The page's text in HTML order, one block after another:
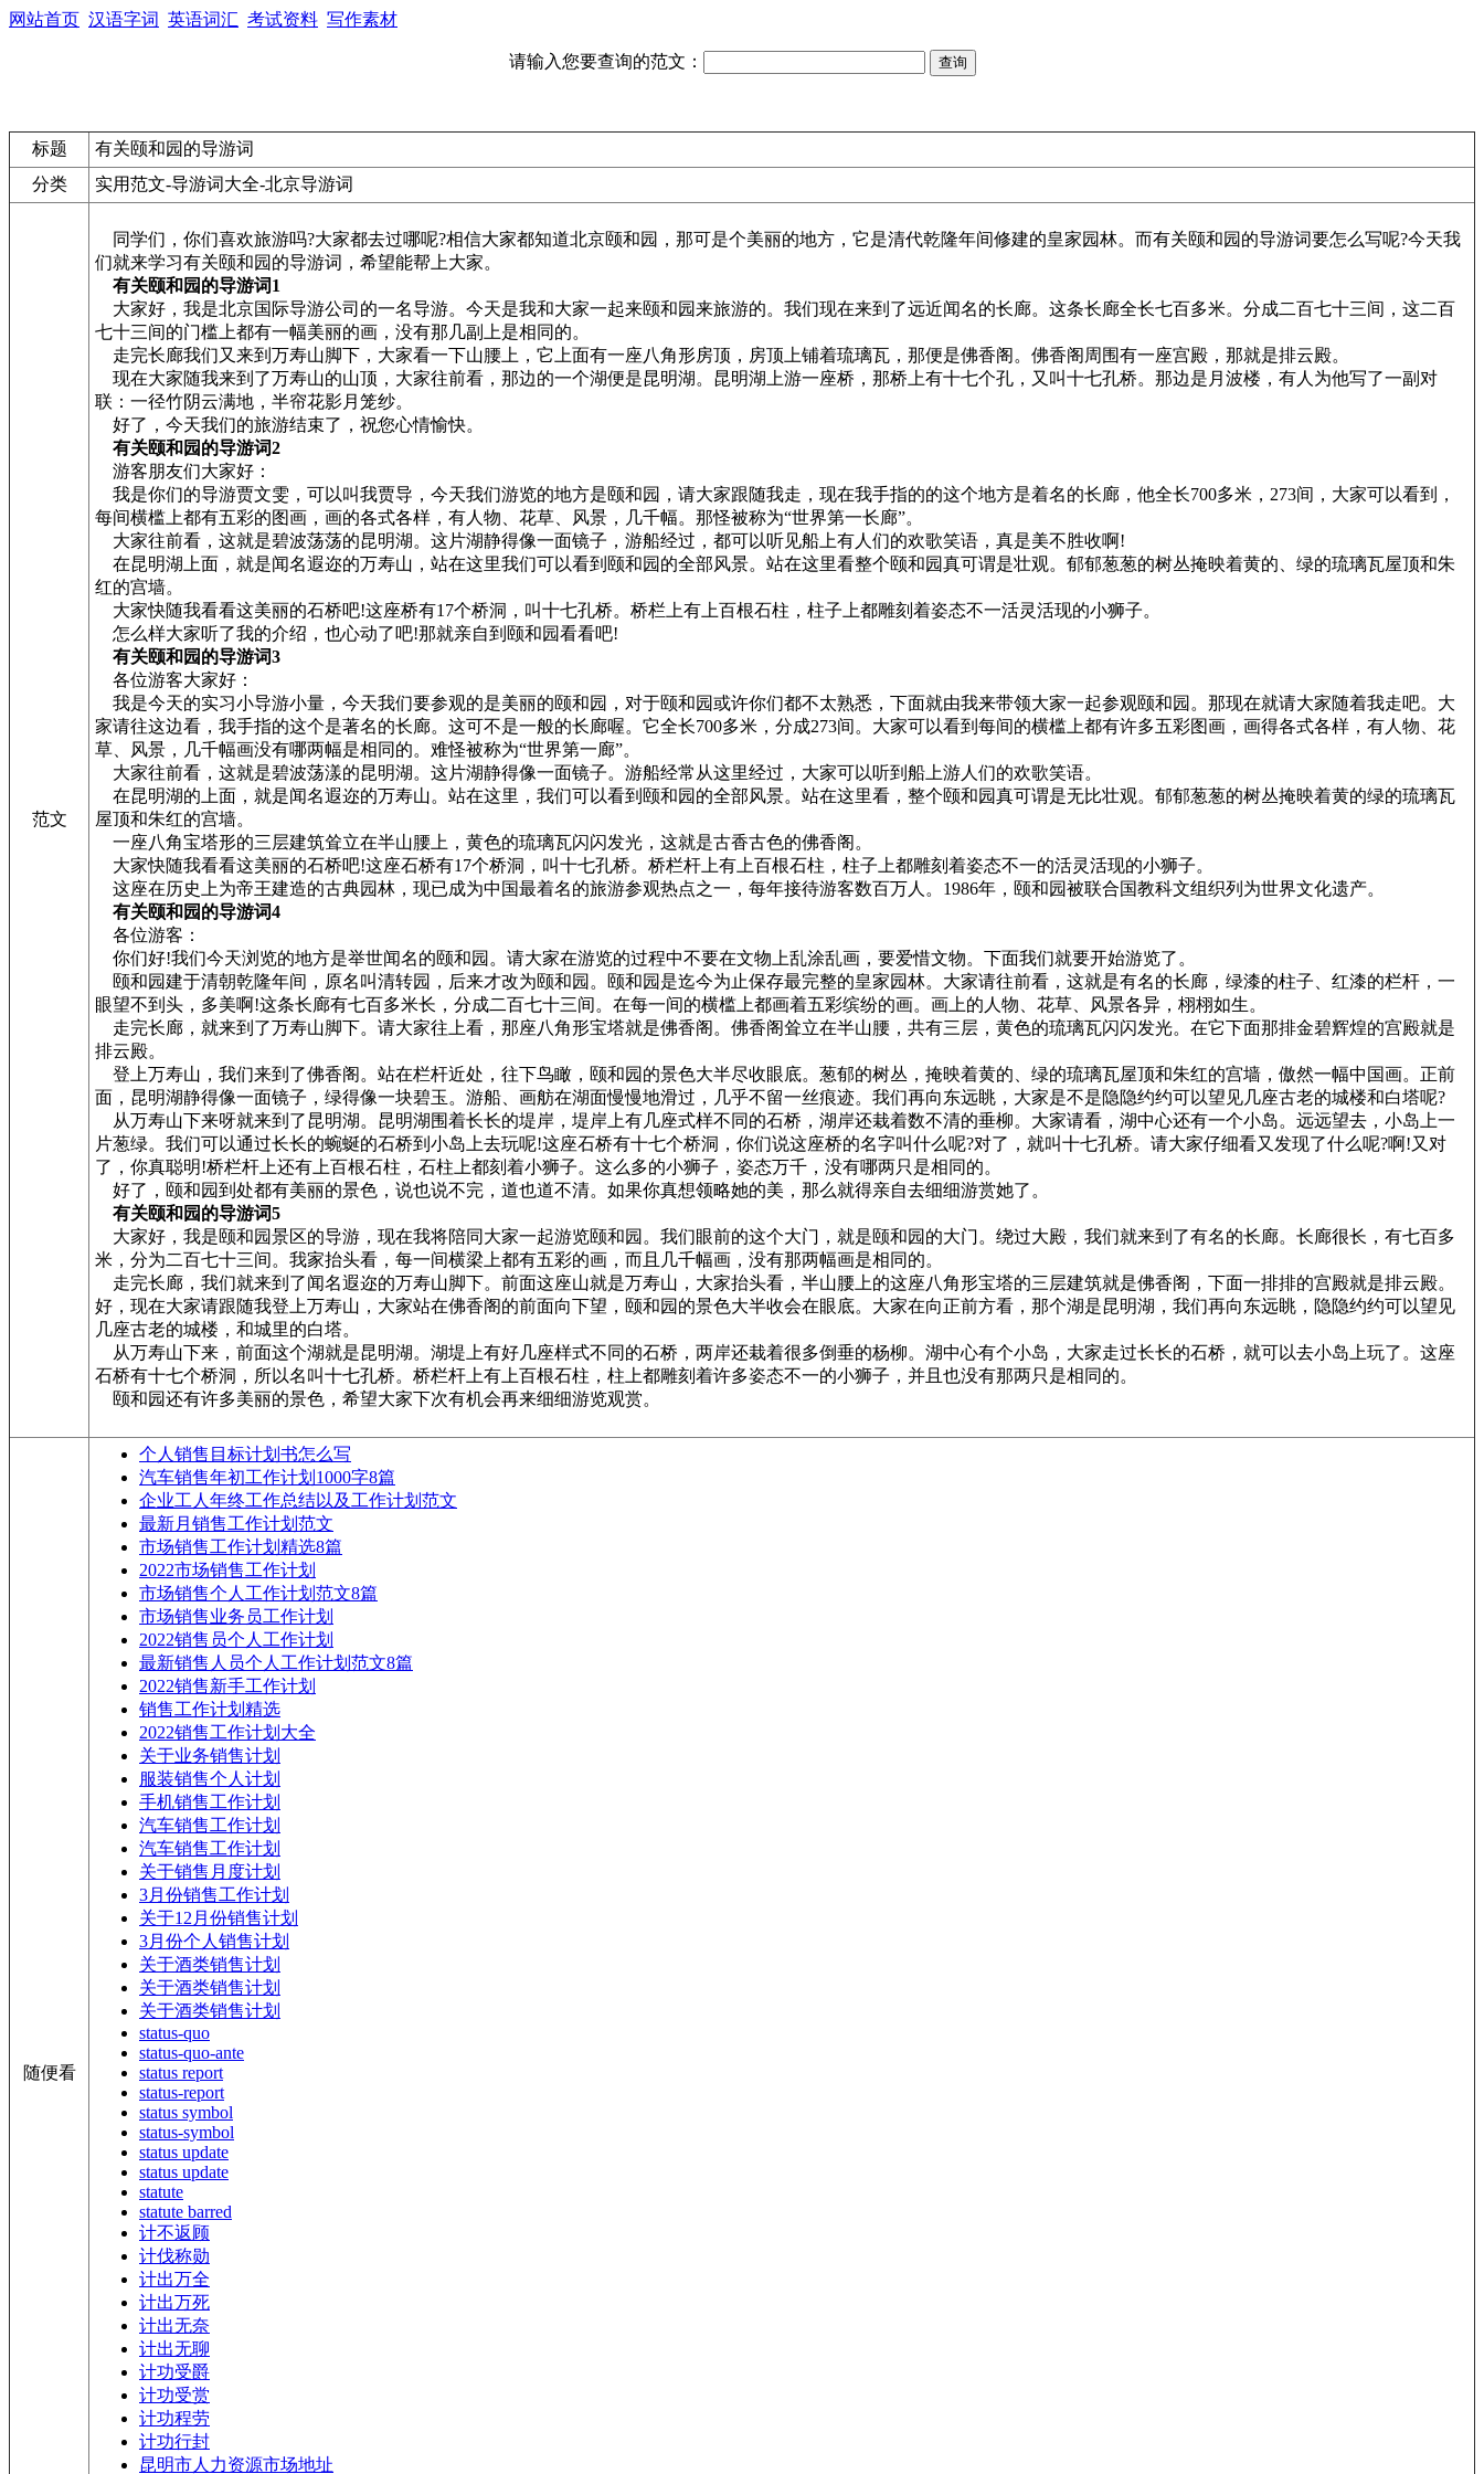
网站首页 汉语字词 英语词汇 考试资料 写作素材
请输入您要查询的范文：
标题
有关颐和园的导游词
分类
实用范文-导游词大全-北京导游词
范文
同学们，你们喜欢旅游吗?大家都去过哪呢?相信大家都知道北京颐和园，那可是个美丽的地方，它是清代乾隆年间修建的皇家园林。而有关颐和园的导游词要怎么写呢?今天我
们就来学习有关颐和园的导游词，希望能帮上大家。
有关颐和园的导游词1
大家好，我是北京国际导游公司的一名导游。今天是我和大家一起来颐和园来旅游的。我们现在来到了远近闻名的长廊。这条长廊全长七百多米。分成二百七十三间，这二百
七十三间的门槛上都有一幅美丽的画，没有那几副上是相同的。
走完长廊我们又来到万寿山脚下，大家看一下山腰上，它上面有一座八角形房顶，房顶上铺着琉璃瓦，那便是佛香阁。佛香阁周围有一座宫殿，那就是排云殿。
现在大家随我来到了万寿山的山顶，大家往前看，那边的一个湖便是昆明湖。昆明湖上游一座桥，那桥上有十七个孔，又叫十七孔桥。那边是月波楼，有人为他写了一副对
联：一径竹阴云满地，半帘花影月笼纱。
好了，今天我们的旅游结束了，祝您心情愉快。
有关颐和园的导游词2
游客朋友们大家好：
我是你们的导游贾文雯，可以叫我贾导，今天我们游览的地方是颐和园，请大家跟随我走，现在我手指的的这个地方是着名的长廊，他全长700多米，273间，大家可以看到，
每间横槛上都有五彩的图画，画的各式各样，有人物、花草、风景，几千幅。那怪被称为“世界第一长廊”。
大家往前看，这就是碧波荡荡的昆明湖。这片湖静得像一面镜子，游船经过，都可以听见船上有人们的欢歌笑语，真是美不胜收啊!
在昆明湖上面，就是闻名遐迩的万寿山，站在这里我们可以看到颐和园的全部风景。站在这里看整个颐和园真可谓是壮观。郁郁葱葱的树丛掩映着黄的、绿的琉璃瓦屋顶和朱
红的宫墙。
大家快随我看看这美丽的石桥吧!这座桥有17个桥洞，叫十七孔桥。桥栏上有上百根石柱，柱子上都雕刻着姿态不一活灵活现的小狮子。
怎么样大家听了我的介绍，也心动了吧!那就亲自到颐和园看看吧!
有关颐和园的导游词3
各位游客大家好：
我是今天的实习小导游小量，今天我们要参观的是美丽的颐和园，对于颐和园或许你们都不太熟悉，下面就由我来带领大家一起参观颐和园。那现在就请大家随着我走吧。大
家请往这边看，我手指的这个是著名的长廊。这可不是一般的长廊喔。它全长700多米，分成273间。大家可以看到每间的横槛上都有许多五彩图画，画得各式各样，有人物、花
草、风景，几千幅画没有哪两幅是相同的。难怪被称为“世界第一廊”。
大家往前看，这就是碧波荡漾的昆明湖。这片湖静得像一面镜子。游船经常从这里经过，大家可以听到船上游人们的欢歌笑语。
在昆明湖的上面，就是闻名遐迩的万寿山。站在这里，我们可以看到颐和园的全部风景。站在这里看，整个颐和园真可谓是无比壮观。郁郁葱葱的树丛掩映着黄的绿的琉璃瓦
屋顶和朱红的宫墙。
一座八角宝塔形的三层建筑耸立在半山腰上，黄色的琉璃瓦闪闪发光，这就是古香古色的佛香阁。
大家快随我看看这美丽的石桥吧!这座石桥有17个桥洞，叫十七孔桥。桥栏杆上有上百根石柱，柱子上都雕刻着姿态不一的活灵活现的小狮子。
这座在历史上为帝王建造的古典园林，现已成为中国最着名的旅游参观热点之一，每年接待游客数百万人。1986年，颐和园被联合国教科文组织列为世界文化遗产。
有关颐和园的导游词4
各位游客：
你们好!我们今天浏览的地方是举世闻名的颐和园。请大家在游览的过程中不要在文物上乱涂乱画，要爱惜文物。下面我们就要开始游览了。
颐和园建于清朝乾隆年间，原名叫清转园，后来才改为颐和园。颐和园是迄今为止保存最完整的皇家园林。大家请往前看，这就是有名的长廊，绿漆的柱子、红漆的栏杆，一
眼望不到头，多美啊!这条长廊有七百多米长，分成二百七十三间。在每一间的横槛上都画着五彩缤纷的画。画上的人物、花草、风景各异，栩栩如生。
走完长廊，就来到了万寿山脚下。请大家往上看，那座八角形宝塔就是佛香阁。佛香阁耸立在半山腰，共有三层，黄色的琉璃瓦闪闪发光。在它下面那排金碧辉煌的宫殿就是
排云殿。
登上万寿山，我们来到了佛香阁。站在栏杆近处，往下鸟瞰，颐和园的景色大半尽收眼底。葱郁的树丛，掩映着黄的、绿的琉璃瓦屋顶和朱红的宫墙，傲然一幅中国画。正前
面，昆明湖静得像一面镜子，绿得像一块碧玉。游船、画舫在湖面慢慢地滑过，几乎不留一丝痕迹。我们再向东远眺，大家是不是隐隐约约可以望见几座古老的城楼和白塔呢?
从万寿山下来呀就来到了昆明湖。昆明湖围着长长的堤岸，堤岸上有几座式样不同的石桥，湖岸还栽着数不清的垂柳。大家请看，湖中心还有一个小岛。远远望去，小岛上一
片葱绿。我们可以通过长长的蜿蜒的石桥到小岛上去玩呢!这座石桥有十七个桥洞，你们说这座桥的名字叫什么呢?对了，就叫十七孔桥。请大家仔细看又发现了什么呢?啊!又对
了，你真聪明!桥栏杆上还有上百根石柱，石柱上都刻着小狮子。这么多的小狮子，姿态万千，没有哪两只是相同的。
好了，颐和园到处都有美丽的景色，说也说不完，道也道不清。如果你真想领略她的美，那么就得亲自去细细游赏她了。
有关颐和园的导游词5
大家好，我是颐和园景区的导游，现在我将陪同大家一起游览颐和园。我们眼前的这个大门，就是颐和园的大门。绕过大殿，我们就来到了有名的长廊。长廊很长，有七百多
米，分为二百七十三间。我家抬头看，每一间横梁上都有五彩的画，而且几千幅画，没有那两幅画是相同的。
走完长廊，我们就来到了闻名遐迩的万寿山脚下。前面这座山就是万寿山，大家抬头看，半山腰上的这座八角形宝塔的三层建筑就是佛香阁，下面一排排的宫殿就是排云殿。
好，现在大家请跟随我登上万寿山，大家站在佛香阁的前面向下望，颐和园的景色大半收会在眼底。大家在向正前方看，那个湖是昆明湖，我们再向东远眺，隐隐约约可以望见
几座古老的城楼，和城里的白塔。
从万寿山下来，前面这个湖就是昆明湖。湖堤上有好几座样式不同的石桥，两岸还栽着很多倒垂的杨柳。湖中心有个小岛，大家走过长长的石桥，就可以去小岛上玩了。这座
石桥有十七个桥洞，所以名叫十七孔桥。桥栏杆上有上百根石柱，柱上都雕刻着许多姿态不一的小狮子，并且也没有那两只是相同的。
颐和园还有许多美丽的景色，希望大家下次有机会再来细细游览观赏。
随便看
个人销售目标计划书怎么写
汽车销售年初工作计划1000字8篇
企业工人年终工作总结以及工作计划范文
最新月销售工作计划范文
市场销售工作计划精选8篇
2022市场销售工作计划
市场销售个人工作计划范文8篇
市场销售业务员工作计划
2022销售员个人工作计划
最新销售人员个人工作计划范文8篇
2022销售新手工作计划
销售工作计划精选
2022销售工作计划大全
关于业务销售计划
服装销售个人计划
手机销售工作计划
汽车销售工作计划
汽车销售工作计划
关于销售月度计划
3月份销售工作计划
关于12月份销售计划
3月份个人销售计划
关于酒类销售计划
关于酒类销售计划
关于酒类销售计划
status-quo
status-quo-ante
status report
status-report
status symbol
status-symbol
status update
status update
statute
statute barred
计不返顾
计伐称勋
计出万全
计出万死
计出无奈
计出无聊
计功受爵
计功受赏
计功程劳
计功行封
昆明市人力资源市场地址